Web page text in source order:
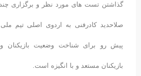
گذاشتن تست های مورد نظر و برگزاری
صلاحدید کادرفنی به اردوی اصلی تیم
پیش رو برای شناخت وضعیت بازیکنان
بازیکنان مستعد و با انگیزه است.